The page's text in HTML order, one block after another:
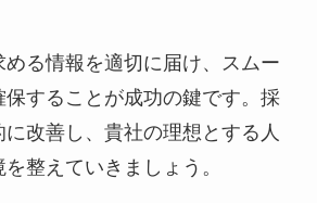
る情報を適切に届け、スムー
保することが成功の鍵です。採
改善し、貴社の理想とする人
整えていきましょう。